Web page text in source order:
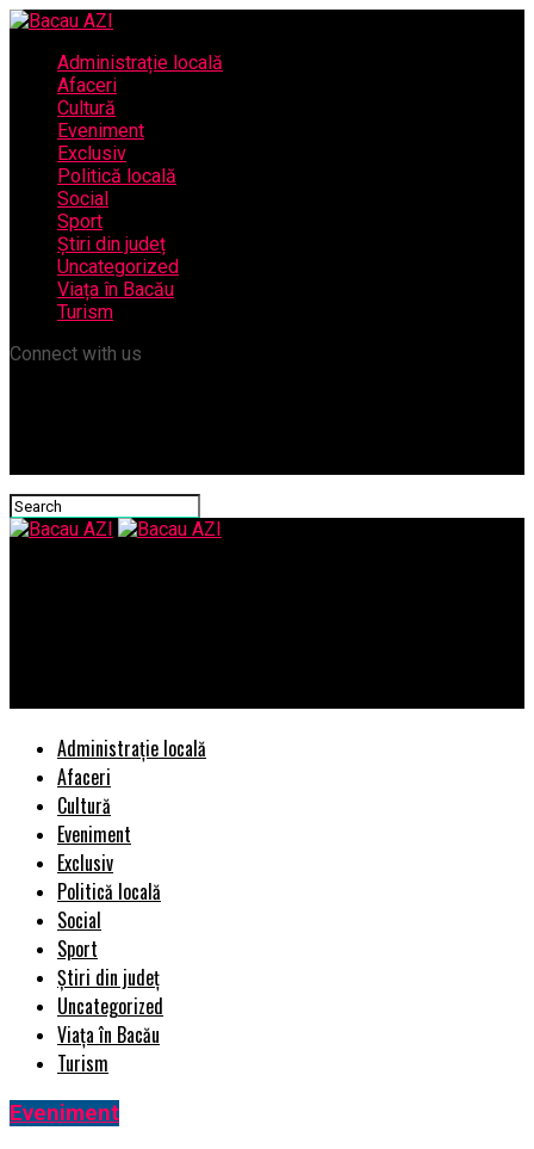
Administrație locală
Afaceri
Cultură
Eveniment
Exclusiv
Politică locală
Social
Sport
Știri din județ
Uncategorized
Viața în Bacău
Turism
Connect with us
Administrație locală
Afaceri
Cultură
Eveniment
Exclusiv
Politică locală
Social
Sport
Știri din județ
Uncategorized
Viața în Bacău
Turism
Eveniment